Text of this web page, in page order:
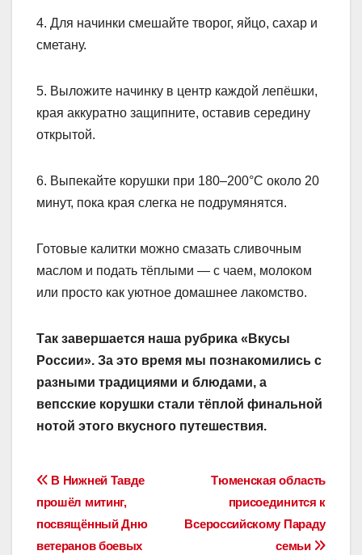
4. Для начинки смешайте творог, яйцо, сахар и
сметану.
5. Выложите начинку в центр каждой лепёшки,
края аккуратно защипните, оставив середину
открытой.
6. Выпекайте корушки при 180–200°C около 20
минут, пока края слегка не подрумянятся.
Готовые калитки можно смазать сливочным
маслом и подать тёплыми — с чаем, молоком
или просто как уютное домашнее лакомство.
Так завершается наша рубрика «Вкусы
России». За это время мы познакомились с
разными традициями и блюдами, а
вепсские корушки стали тёплой финальной
нотой этого вкусного путешествия.
Навигация
по
Тюменская область
присоединится к
Всероссийскому Параду
семьи
В Нижней Тавде
прошёл митинг,
посвящённый Дню
ветеранов боевых